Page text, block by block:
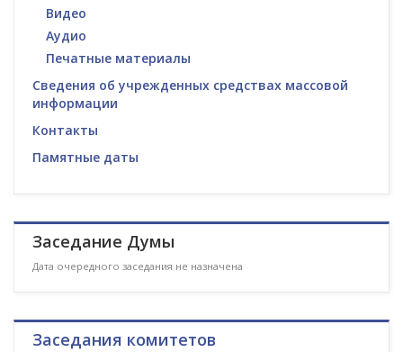
Видео
Аудио
Печатные материалы
Сведения об учрежденных средствах массовой
информации
Контакты
Памятные даты
Заседание Думы
Дата очередного заседания не назначена
Заседания комитетов